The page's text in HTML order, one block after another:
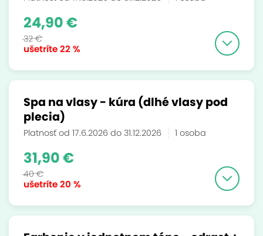
ušetríte22 %
24,90 €
32 €
Spa na vlasy - kúra (dlhé vlasy pod
plecia)
Platnosť od 17.6.2026 do 31.12.2026 1 osoba
ušetríte20 %
31,90 €
40 €